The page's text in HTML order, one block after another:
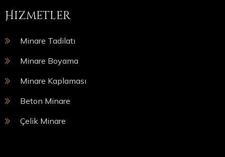
Hizmetler
Minare Tadilatı
Minare Boyama
Minare Kaplaması
Beton Minare
Çelik Minare